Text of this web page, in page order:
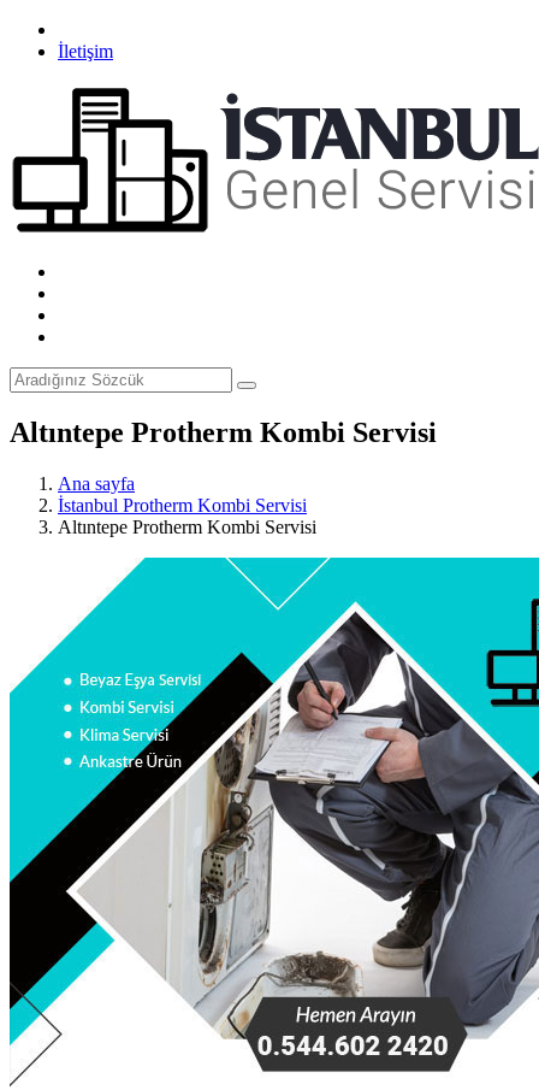
İletişim
Altıntepe Protherm Kombi Servisi
Ana sayfa
İstanbul Protherm Kombi Servisi
Altıntepe Protherm Kombi Servisi